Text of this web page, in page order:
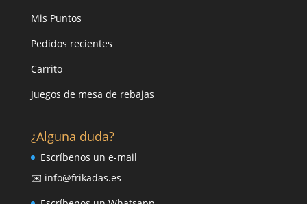
Mis Puntos
Pedidos recientes
Carrito
Juegos de mesa de rebajas
¿Alguna duda?
Escríbenos un e-mail
✉️ info@frikadas.es